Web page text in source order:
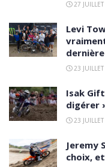
27
Levi
23
Isak
digérer
23
Jeremy
choix,